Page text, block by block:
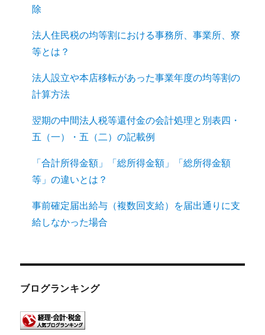
除
法人住民税の均等割における事務所、事業所、寮
等とは？
法人設立や本店移転があった事業年度の均等割の
計算方法
翌期の中間法人税等還付金の会計処理と別表四・
五（一）・五（二）の記載例
「合計所得金額」「総所得金額」「総所得金額
等」の違いとは？
事前確定届出給与（複数回支給）を届出通りに支
給しなかった場合
ブログランキング